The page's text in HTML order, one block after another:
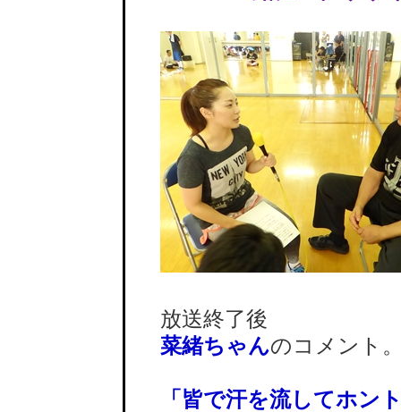
放送終了後
菜緒ちゃんのコメント
「皆で汗を流してホン